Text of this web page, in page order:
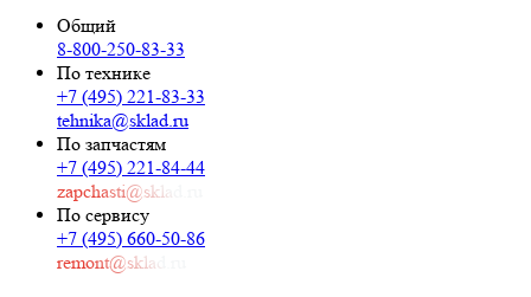
Общий
8-800-250-83-33
По технике
+7 (495) 221-83-33
tehnika@sklad.ru
По запчастям
+7 (495) 221-84-44
zapchasti@sklad.ru
По сервису
+7 (495) 660-50-86
remont@sklad.ru